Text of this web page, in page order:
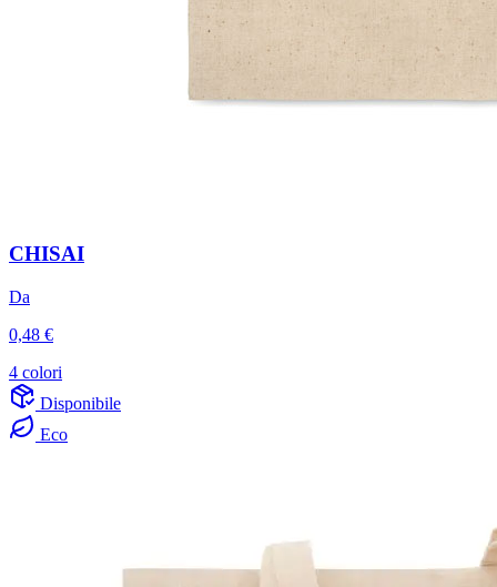
CHISAI
Da
0,48 €
4 colori
Disponibile
Eco